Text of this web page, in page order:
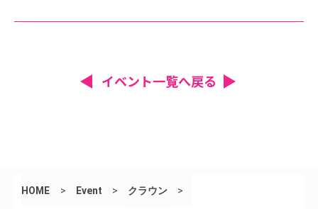
イベント一覧へ戻る
HOME > Event > クラウン >